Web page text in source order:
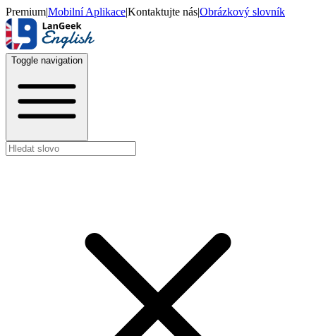
Premium|Mobilní Aplikace|Kontaktujte nás|Obrázkový slovník
Toggle navigation